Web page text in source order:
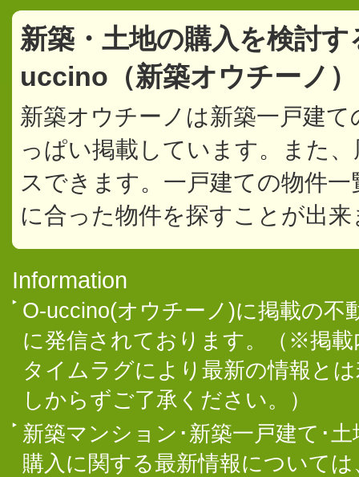
新築・土地の購入を検討
uccino（新築オウチーノ
新築オウチーノは新築一戸建
っぱい掲載しています。また
スできます。一戸建ての物件
に合った物件を探すことが出来
Information
O-uccino(オウチーノ)に掲載の不
に発信されております。（※掲
タイムラグにより最新の情報と
しからずご了承ください。）
新築マンション･新築一戸建て･
購入に関する最新情報について